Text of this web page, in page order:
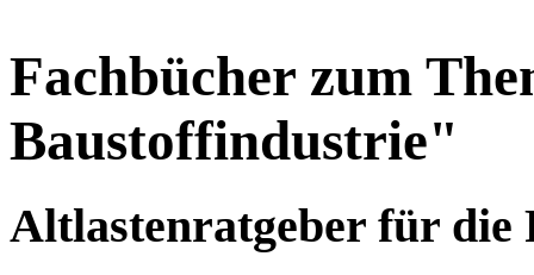
Fachbücher zum
Baustoffindustrie"
Altlastenratgeber für die